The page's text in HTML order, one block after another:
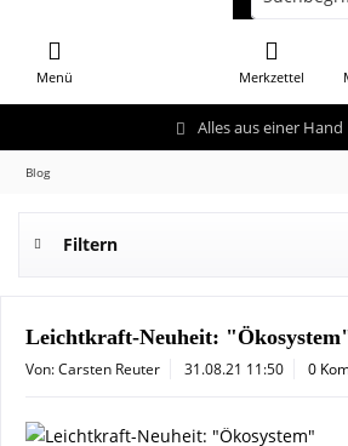
Alles aus einer Hand
Menü Merkzettel
Blog
Filtern
Leichtkraft-Neuheit:
Von: Carsten Reuter 31.08.21 11:50 0